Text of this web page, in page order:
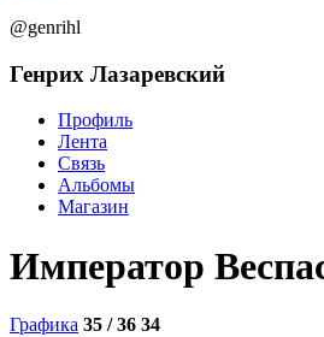
@genrihl
Генрих Лазаревский
Профиль
Лента
Связь
Альбомы
Магазин
Император
Графика 35 / 36 34